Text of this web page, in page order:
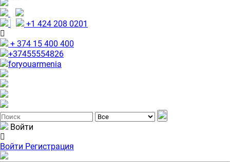
+1 424 208 0201
+ 374 15 400 400
+37455554826
foryouarmenia
Войти
Войти Регистрация